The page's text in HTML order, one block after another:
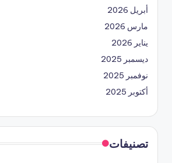
أبريل 2026
مارس 2026
يناير 2026
ديسمبر 2025
نوفمبر 2025
أكتوبر 2025
تصنيفات